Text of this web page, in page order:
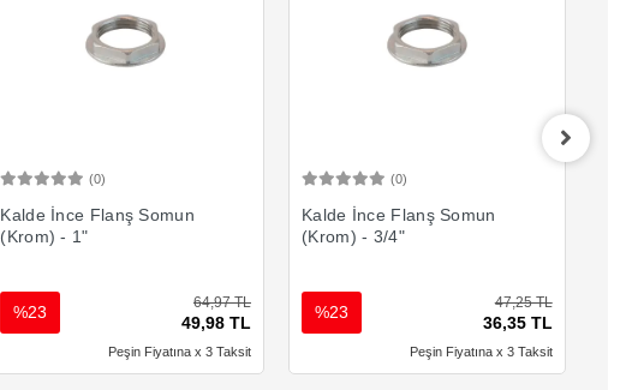
(0)
Kalde İnce Flanş Somun
(Krom) - 1"
64,97 TL
49,98 TL
%23
Peşin Fiyatına x 3 Taksit
(0)
Kalde İnce Flanş Somun
(Krom) - 3/4"
47,25 TL
36,35 TL
%23
Peşin Fiyatına x 3 Taksit